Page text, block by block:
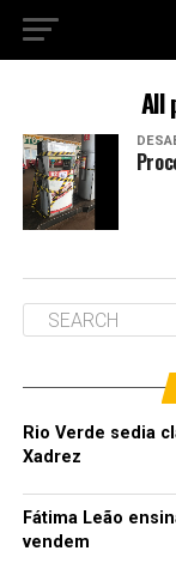
All
Rio Verde sedia
Xadrez
Fátima Leão
vendem